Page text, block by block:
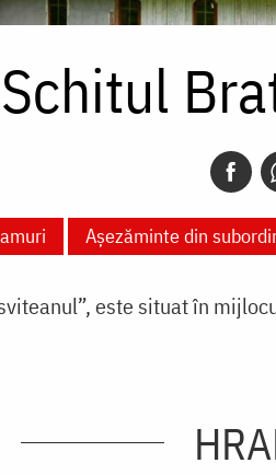
Schitul
Așezăminte din
este situat în